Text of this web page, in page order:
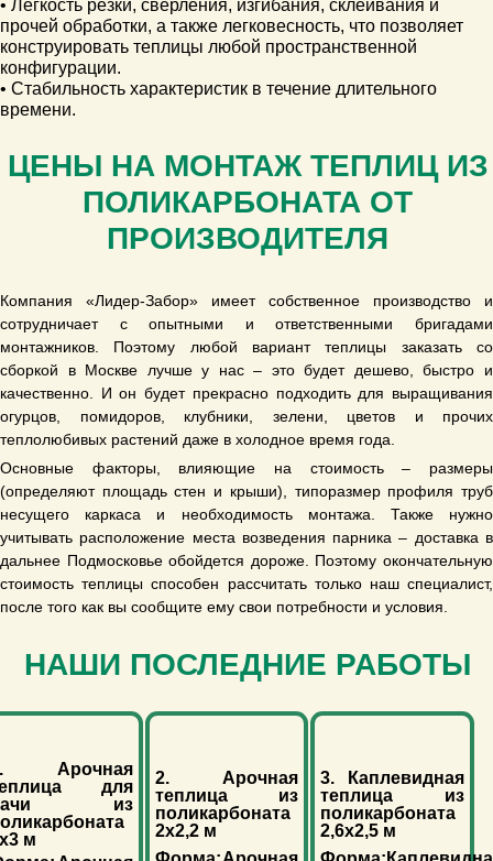
• Легкость резки, сверления, изгибания, склеивания и
прочей обработки, а также легковесность, что позволяет
конструировать теплицы любой пространственной
конфигурации.
• Стабильность характеристик в течение длительного
времени.
ЦЕНЫ НА МОНТАЖ ТЕПЛИЦ ИЗ
ПОЛИКАРБОНАТА ОТ
ПРОИЗВОДИТЕЛЯ
Компания «Лидер-Забор» имеет собственное производство и
сотрудничает с опытными и ответственными бригадами
монтажников. Поэтому любой вариант теплицы заказать со
сборкой в Москве лучше у нас – это будет дешево, быстро и
качественно. И он будет прекрасно подходить для выращивания
огурцов, помидоров, клубники, зелени, цветов и прочих
теплолюбивых растений даже в холодное время года.
Основные факторы, влияющие на стоимость – размеры
(определяют площадь стен и крыши), типоразмер профиля труб
несущего каркаса и необходимость монтажа. Также нужно
учитывать расположение места возведения парника – доставка в
дальнее Подмосковье обойдется дороже. Поэтому окончательную
стоимость теплицы способен рассчитать только наш специалист,
после того как вы сообщите ему свои потребности и условия.
НАШИ ПОСЛЕДНИЕ РАБОТЫ
Арочная
для
из
м
2. Арочная
теплица из
поликарбоната
2х2,2 м
3. Каплевидная
теплица из
поликарбоната
2,6х2,5 м